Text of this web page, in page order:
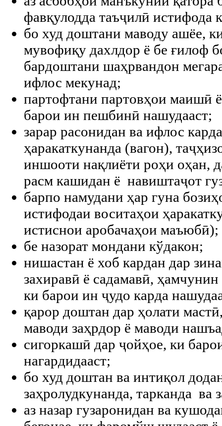
фавқулодда таъҷилӣ истифода
бо худ доштани маводу ашёе,
мувофиқу дахлдор ё бе ғилоф
бардоштани шаҳрвандон
ифлос мекунад;
партофтани партовҳои маишӣ
барои ин пешбинӣ нашудааст;
зарар расонидан ва ифлос
ҳаракаткунанда (вагон),
иншооти нақлиёти роҳи оҳан,
расм кашидан ё навиштаҷот
барпо намудани ҳар гуна
истифодаи воситаҳои
истиснои аробачаҳои маъюбӣ);
бе назорат мондани кўдакон;
нишастан ё хоб кардан дар
захиравӣ ё садамавӣ,
ки барои ин ҷудо карда
қарор доштан дар ҳолати
маводи заҳрдор ё маводи
сигоркашӣ дар ҷойҳое, ки
нагардидааст;
бо худ доштан ва интиқол
заҳролудкунанда, тарканда ва
аз назар гузаронидан ва